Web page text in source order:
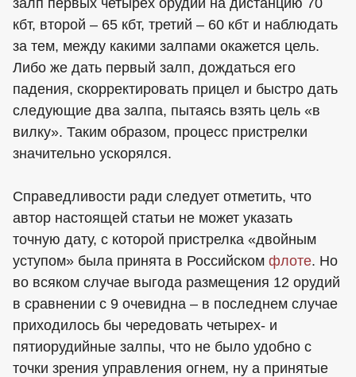
залп первых четырех орудий на дистанцию 70
кбт, второй – 65 кбт, третий – 60 кбт и наблюдать
за тем, между какими залпами окажется цель.
Либо же дать первый залп, дождаться его
падения, скорректировать прицел и быстро дать
следующие два залпа, пытаясь взять цель «в
вилку». Таким образом, процесс пристрелки
значительно ускорялся.
Справедливости ради следует отметить, что
автор настоящей статьи не может указать
точную дату, с которой пристрелка «двойным
уступом» была принята в Российском флоте. Но
во всяком случае выгода размещения 12 орудий
в сравнении с 9 очевидна – в последнем случае
приходилось бы чередовать четырех- и
пятиорудийные залпы, что не было удобно с
точки зрения управления огнем, ну а принятые